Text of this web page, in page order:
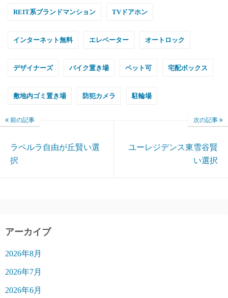
REIT系ブランドマンション TVドアホン
インターネット無料 エレベーター オートロック
デザイナーズ バイク置き場 ペット可 宅配ボックス
敷地内ゴミ置き場 防犯カメラ 駐輪場
前の記事
ラペルラ自由が丘賢い選
択
次の記事
ユーレジデンス東雪谷賢
い選択
アーカイブ
2026年8月
2026年7月
2026年6月